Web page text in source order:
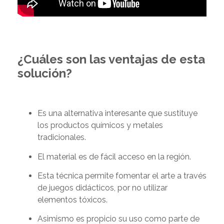
¿Cuáles son las ventajas de esta
solución?
Es una alternativa interesante que sustituye
los productos químicos y metales
tradicionales.
El material es de fácil acceso en la región.
Esta técnica permite fomentar el arte a través
de juegos didácticos, por no utilizar
elementos tóxicos.
Asimismo es propicio su uso como parte de